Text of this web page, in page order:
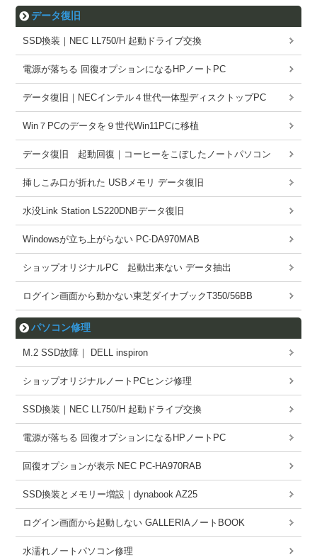
データ復旧
SSD換装｜NEC LL750/H 起動ドライブ交換
電源が落ちる 回復オプションになるHPノートPC
データ復旧｜NECインテル４世代一体型ディスクトップPC
Win７PCのデータを９世代Win11PCに移植
データ復旧 起動回復｜コーヒーをこぼしたノートパソコン
挿しこみ口が折れた USBメモリ データ復旧
水没Link Station LS220DNBデータ復旧
Windowsが立ち上がらない PC-DA970MAB
ショップオリジナルPC 起動出来ない データ抽出
ログイン画面から動かない東芝ダイナブックT350/56BB
パソコン修理
M.2 SSD故障｜ DELL inspiron
ショップオリジナルノートPCヒンジ修理
SSD換装｜NEC LL750/H 起動ドライブ交換
電源が落ちる 回復オプションになるHPノートPC
回復オプションが表示 NEC PC-HA970RAB
SSD換装とメモリー増設｜dynabook AZ25
ログイン画面から起動しない GALLERIAノートBOOK
水濡れノートパソコン修理